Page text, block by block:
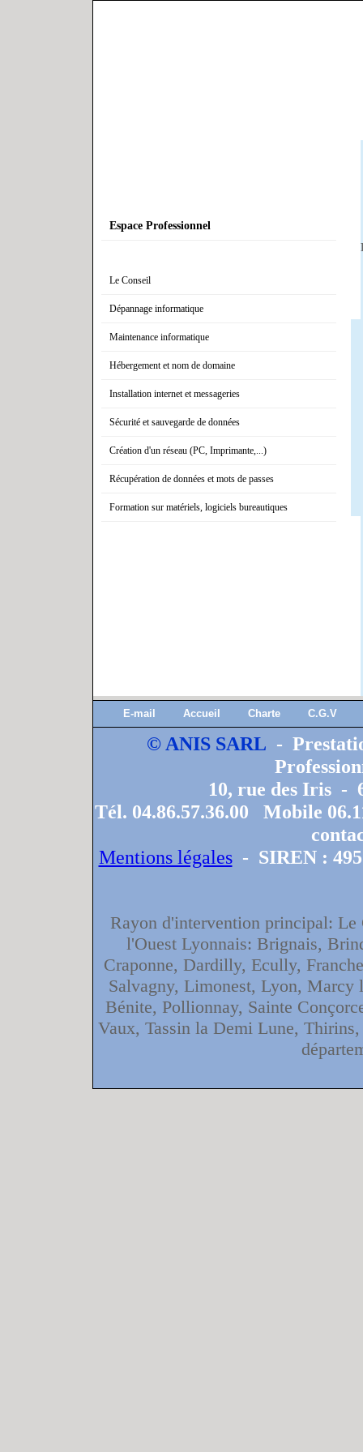
Espace Professionnel
Le Conseil
Dépannage informatique
Maintenance informatique
Hébergement et nom de domaine
Installation internet et messageries
Sécurité et sauvegarde de données
Création d'un réseau (PC, Imprimante,...)
Récupération de données et mots de passes
Formation sur matériels, logiciels bureautiques
E-mail Accueil Charte C.G.V
© ANIS SARL -
10, rue des Iris -
Tél. 04.86.57.36.00 Mobile
Mentions légales- SIREN : 495
Rayon d'intervention principal:
l'Ouest Lyonnais: Brignais,
Craponne, Dardilly, Ecully,
Salvagny, Limonest, Lyon,
Bénite, Pollionnay, Sainte
Vaux, Tassin la Demi Lune,